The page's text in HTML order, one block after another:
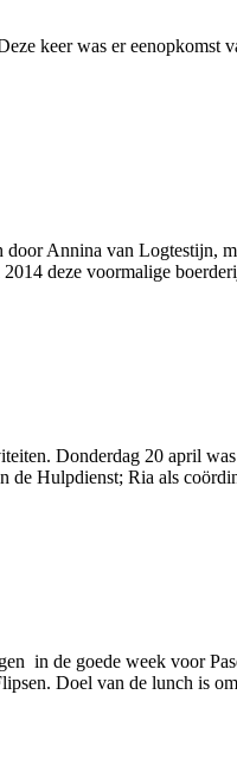
keer was er
Annina van Logtestijn,
deze voormalige
Donderdag 20 april
de Hulpdienst; Ria als
in de goede week voor
Doel van de lunch is